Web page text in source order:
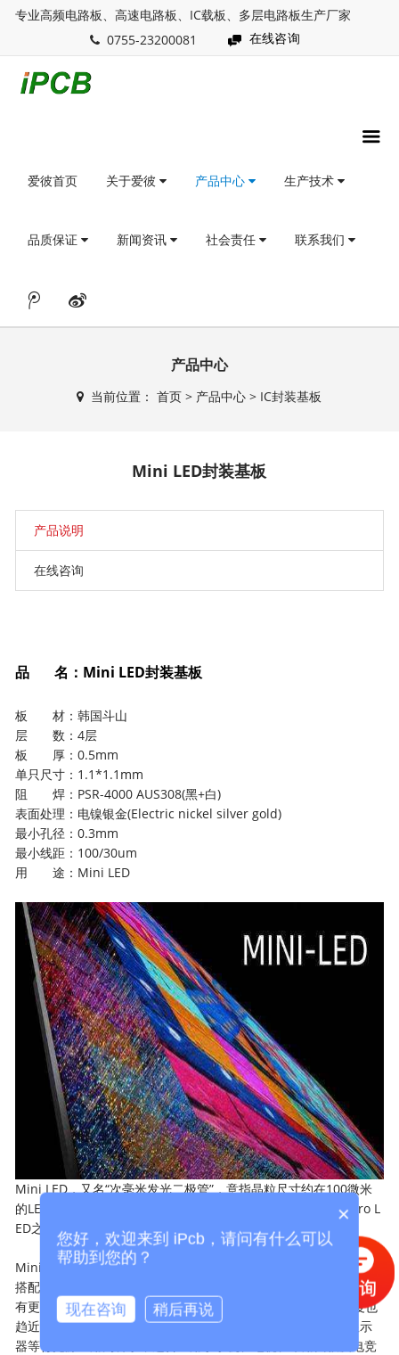
专业高频电路板、高速电路板、IC载板、多层电路板生产厂家
0755-23200081
在线咨询
爱彼首页 关于爱彼 产品中心 生产技术
品质保证 新闻资讯 社会责任 联系我们
产品中心
当前位置：首页 > 产品中心 > IC封装基板
Mini LED封装基板
产品说明
在线咨询
品 名：Mini LED封装基板
板 材：韩国斗山
层 数：4层
板 厚：0.5mm
单只尺寸：1.1*1.1mm
阻 焊：PSR-4000 AUS308(黑+白)
表面处理：电镍银金(Electric nickel silver gold)
最小孔径：0.3mm
最小线距：100/30um
用 途：Mini LED
Mini LED，又名“次毫米发光二极管”，意指晶粒尺寸约在100微米
的LED，最早是由晶电所提出。Mini LED是介于传统LED与Micro L
ED之间，简单来说还是传统LED背光基础上的改良版本。
Mini LED在制程上相较于Micro LED良率高，具有异型切割特性，
搭配软性基板亦可达成高曲面背光的形式，采用局部调光设计，拥
有更好的演色性，能带给液晶面板更为精细的HDR分区，且厚度也
趋近OLED，可省电达80%，故以省电、薄型化、HDR、异型显示
器等背光源应用为诉求，适合应用于手机、电视、车用面板及电竞
×
您好，欢迎来到 iPcb，请问有什么可以
帮助到您的？
现在咨询 稍后再说